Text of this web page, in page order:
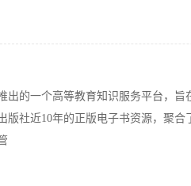
出的一个高等教育知识服务平台，旨
版社近10年的正版电子书资源，聚合